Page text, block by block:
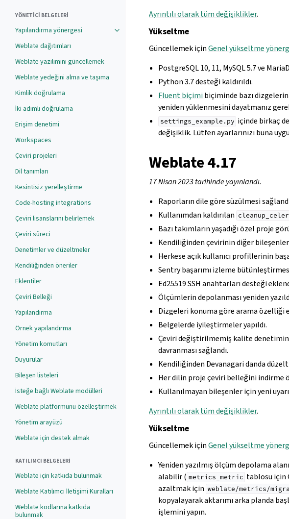
YÖNETICI BELGELERI
Yapılandırma yönergesi
Weblate dağıtımları
Weblate yazılımını güncellemek
Weblate yedeğini alma ve taşıma
Kimlik doğrulama
İki adımlı doğrulama
Erişim denetimi
Workspaces
Çeviri projeleri
Dil tanımları
Kesintisiz yerelleştirme
Code-hosting integrations
Çeviri lisanslarını belirlemek
Çeviri süreci
Denetimler ve düzeltmeler
Kendiliğinden öneriler
Eklentiler
Çeviri Belleği
Yapılandırma
Örnek yapılandırma
Yönetim komutları
Duyurular
Bileşen listeleri
İsteğe bağlı Weblate modülleri
Weblate platformunu özelleştirmek
Yönetim arayüzü
Weblate için destek almak
KATILIMCI BELGELERI
Weblate için katkıda bulunmak
Weblate Katılımcı İletişimi Kuralları
Weblate kodlarına katkıda
bulunmak
Ayrıntılı olarak tüm değişiklikler.
Yükseltme
Güncellemek içinGenel yükseltme
PostgreSQL 10, 11, MySQL 5.7 ve
Python 3.7 desteği kaldırıldı.
Fluent biçimi biçiminde bazı
yeniden yüklenmesini dayatmanız
settings_example.py içinde birkaç
değişiklik. Lütfen ayarlarınızı buna
Weblate 4.17
17 Nisan 2023 tarihinde yayınlandı.
Raporların dile göre süzülmesi
Kullanımdan kaldırılan
Bazı takımların yaşadığı özel proje
Kendiliğinden çevirinin diğer
Herkese açık kullanıcı profillerinin
Sentry başarımı izleme
Ed25519 SSH anahtarları desteği
Ölçümlerin depolanması yeniden
Dizgeleri konuma göre arama özelliği
Belgelerde iyileştirmeler yapıldı.
Çeviri değiştirilmemiş kalite
davranması sağlandı.
Kendiliğinden Devanagari danda
Her dilin proje çeviri belleğini indirme
Kullanılmayan bileşenler için yeni
Ayrıntılı olarak tüm değişiklikler.
Yükseltme
Güncellemek içinGenel yükseltme
Yeniden yazılmış ölçüm depolama
alabilir ( metrics_metric tablosu için
azaltmak için weblate/metrics/
kopyalayarak aktarımı arka planda
işlemini yapın.